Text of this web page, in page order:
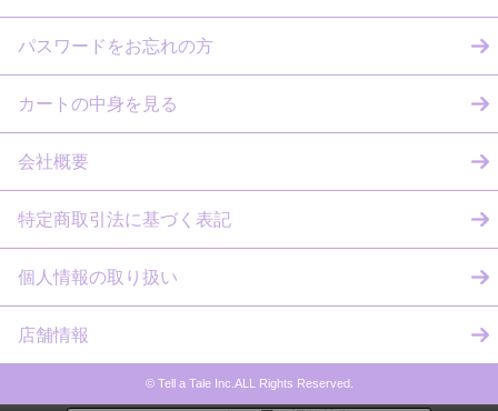
パスワードをお忘れの方
カートの中身を見る
会社概要
特定商取引法に基づく表記
個人情報の取り扱い
店舗情報
© Tell a Tale Inc.ALL Rights Reserved.